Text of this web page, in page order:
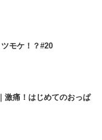
モケ！？#20
激痛！はじめてのおっぱ